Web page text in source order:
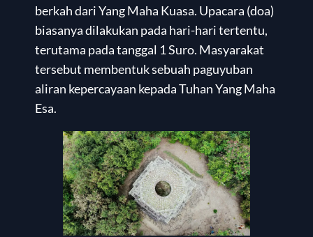
berkah dari Yang Maha Kuasa. Upacara (doa)
biasanya dilakukan pada hari-hari tertentu,
terutama pada tanggal 1 Suro. Masyarakat
tersebut membentuk sebuah paguyuban
aliran kepercayaan kepada Tuhan Yang Maha
Esa.